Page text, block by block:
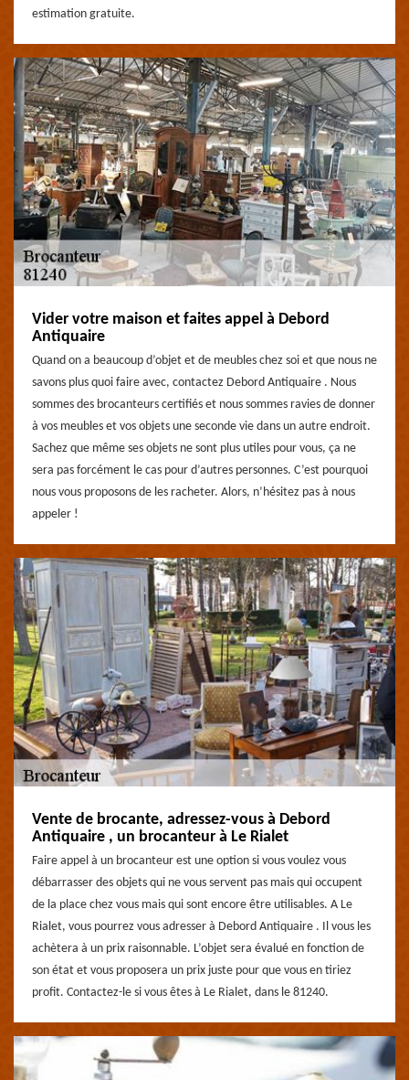
estimation gratuite.
Vider votre maison et faites appel à Debord
Antiquaire
Quand on a beaucoup d’objet et de meubles chez soi et que nous ne
savons plus quoi faire avec, contactez Debord Antiquaire . Nous
sommes des brocanteurs certifiés et nous sommes ravies de donner
à vos meubles et vos objets une seconde vie dans un autre endroit.
Sachez que même ses objets ne sont plus utiles pour vous, ça ne
sera pas forcément le cas pour d’autres personnes. C’est pourquoi
nous vous proposons de les racheter. Alors, n’hésitez pas à nous
appeler !
Vente de brocante, adressez-vous à Debord
Antiquaire , un brocanteur à Le Rialet
Faire appel à un brocanteur est une option si vous voulez vous
débarrasser des objets qui ne vous servent pas mais qui occupent
de la place chez vous mais qui sont encore être utilisables. A Le
Rialet, vous pourrez vous adresser à Debord Antiquaire . Il vous les
achètera à un prix raisonnable. L’objet sera évalué en fonction de
son état et vous proposera un prix juste pour que vous en tiriez
profit. Contactez-le si vous êtes à Le Rialet, dans le 81240.